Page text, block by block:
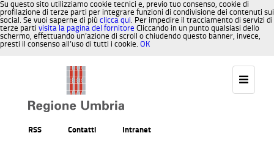
Su questo sito utilizziamo cookie tecnici e, previo tuo consenso, cookie di
profilazione di terze parti per integrare funzioni di condivisione dei contenuti sui
social. Se vuoi saperne di più clicca qui. Per impedire il tracciamento di servizi di
terze parti visita la pagina del fornitore Cliccando in un punto qualsiasi dello
schermo, effettuando un’azione di scroll o chiudendo questo banner, invece,
presti il consenso all’uso di tutti i cookie. OK
RSS Contatti Intranet